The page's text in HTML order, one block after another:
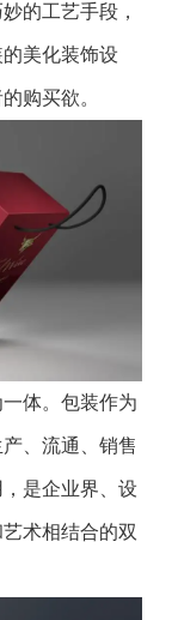
的工艺手段，
美化装饰设
购买欲。
体。包装作为
、流通、销售
是企业界、设
术相结合的双